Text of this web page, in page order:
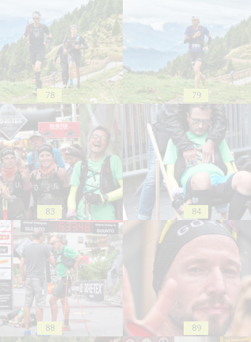
78 79
83 84
88 89